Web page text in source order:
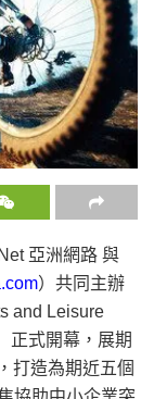
亞洲網路 與
）共同主辦
and Leisure
正式開幕，展期
打造為期近五個